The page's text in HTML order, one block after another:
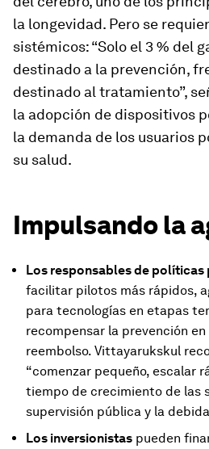
la longevidad. Pero se
sistémicos: “Solo el 3 % del
destinado a la prevención,
destinado al tratamiento”,
la adopción de dispositivos
la demanda de los usuarios
su salud.
Impulsando la
Los responsables de políticas
facilitar pilotos más rápidos,
para tecnologías en etapas
recompensar la prevención
reembolso. Vittayarukskul
“comenzar pequeño, escalar
tiempo de crecimiento de las
supervisión pública y la
Los inversionistas pueden